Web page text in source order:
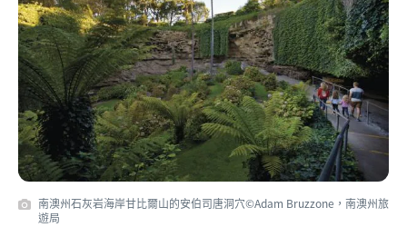
南澳州石灰岩海岸甘比爾山的安伯司唐洞穴©Adam Bruzzone，南澳州旅
遊局